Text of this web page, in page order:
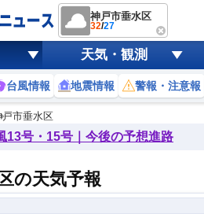
神戸市垂水区
32/27
天気・観測
台風情報 地震情報 警報・注意報
戸市垂水区
13号・15号｜今後の予想進路
の天気予報